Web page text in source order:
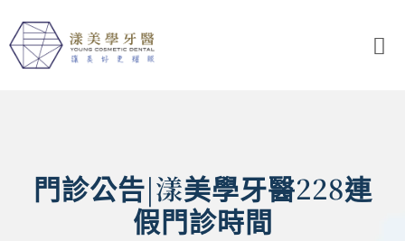
門診公告|漾美學牙醫228連
假門診時間